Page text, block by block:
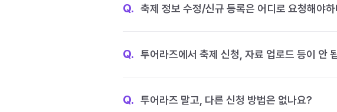
Q. 축제 정보 수정/신규 등록은 어디로 요청해야
Q. 투어라즈에서 축제 신청, 자료 업로드 등이 안
Q. 투어라즈 말고, 다른 신청 방법은 없나요?